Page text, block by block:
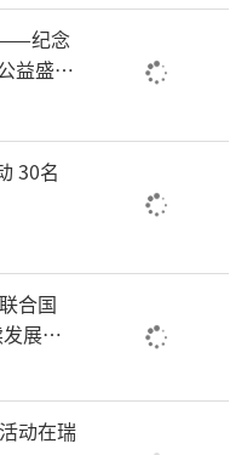
——纪念
益盛典
30名
合国
展标
动在瑞